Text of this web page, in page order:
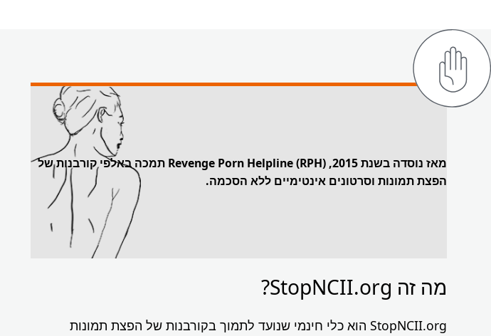
מאז נוסדה בשנת 2015, Revenge Porn Helpline (RPH) תמכה באלפי קורבנות של
הפצת תמונות וסרטונים אינטימיים ללא הסכמה.
מה זה StopNCII.org?
StopNCII.org הוא כלי חינמי שנועד לתמוך בקורבנות של הפצת תמונות